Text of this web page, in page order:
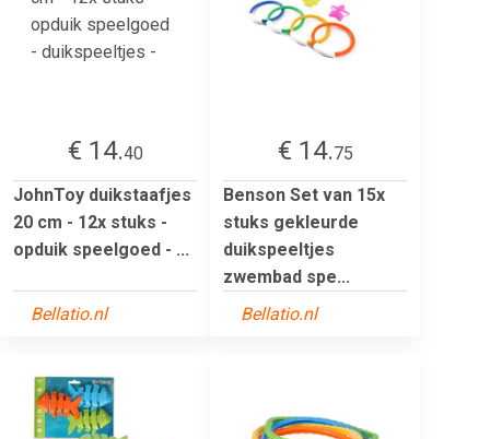
€ 14.40
JohnToy duikstaafjes
20 cm - 12x stuks -
opduik speelgoed - ...
Bellatio.nl
€ 14.75
Benson Set van 15x
stuks gekleurde
duikspeeltjes
zwembad spe...
Bellatio.nl